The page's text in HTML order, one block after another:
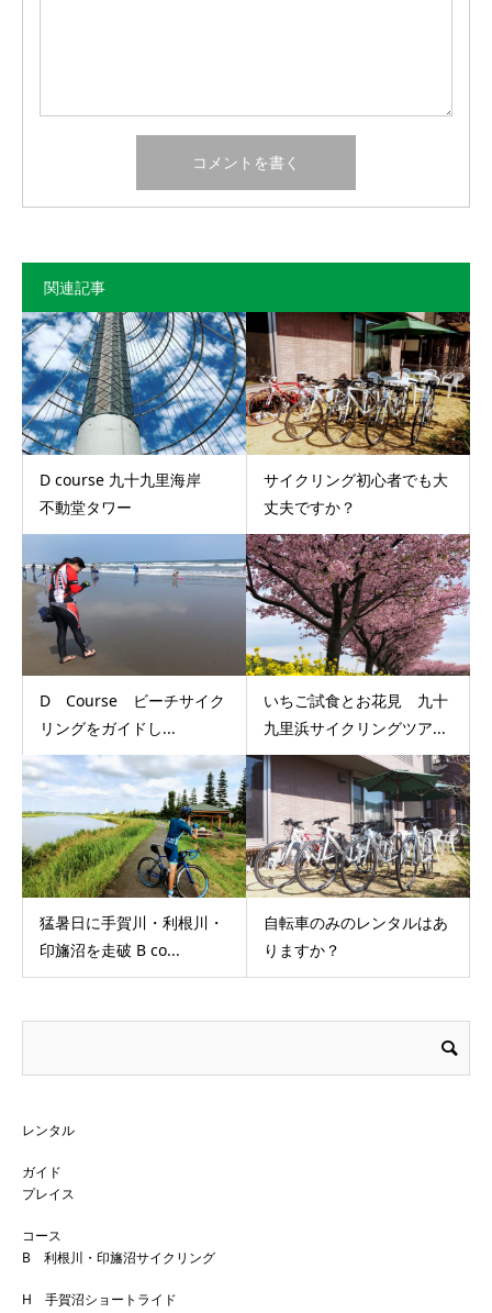
関連記事
D course 九十九里海岸
不動堂タワー
サイクリング初心者でも大
丈夫ですか？
D Course ビーチサイク
リングをガイドし...
いちご試食とお花見 九十
九里浜サイクリングツア...
猛暑日に手賀川・利根川・
印旛沼を走破 B co...
自転車のみのレンタルはあ
りますか？
レンタル
ガイド
プレイス
コース
B 利根川・印旛沼サイクリング
H 手賀沼ショートライド